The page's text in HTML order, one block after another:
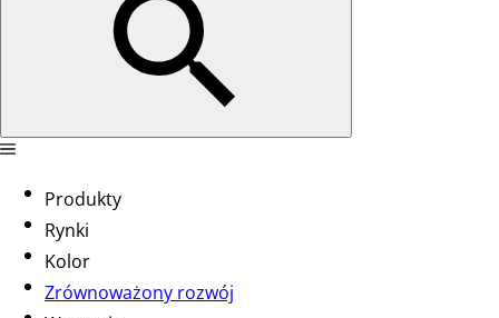
Produkty
Rynki
Kolor
Zrównoważony rozwój